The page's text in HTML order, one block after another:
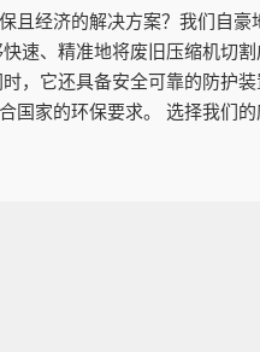
经济的解决方案？我们自
速、精准地将废旧压缩机切
，它还具备安全可靠的防护
家的环保要求。 选择我们